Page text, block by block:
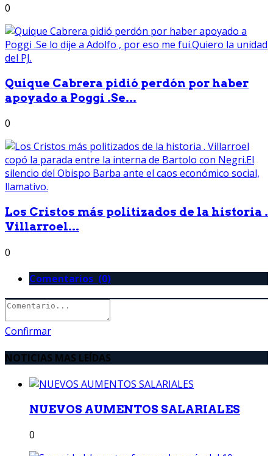
0
Quique Cabrera pidió perdón por haber
apoyado a Poggi .Se...
0
Los Cristos más politizados de la historia .
Villarroel...
0
Comentarios (0)
Confirmar
NOTICIAS MAS LEÍDAS
NUEVOS AUMENTOS SALARIALES
0